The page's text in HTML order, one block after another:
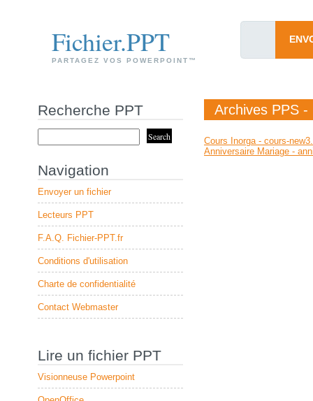
Fichier.PPT
PARTAGEZ VOS POWERPOINT™
Archives PPS
Cours Inorga - cours-
Anniversaire Mariage -
Recherche PPT
Navigation
Envoyer un fichier
Lecteurs PPT
F.A.Q. Fichier-PPT.fr
Conditions d'utilisation
Charte de confidentialité
Contact Webmaster
Lire un fichier PPT
Visionneuse Powerpoint